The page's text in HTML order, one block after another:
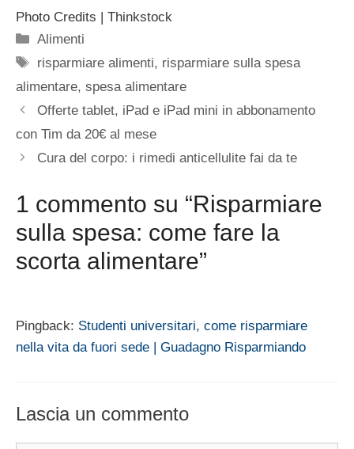
Photo Credits | Thinkstock
Categorie
Alimenti
Tag
risparmiare alimenti, risparmiare sulla spesa
alimentare, spesa alimentare
Offerte tablet, iPad e iPad mini in abbonamento
con Tim da 20€ al mese
Cura del corpo: i rimedi anticellulite fai da te
1 commento su “Risparmiare
sulla spesa: come fare la
scorta alimentare”
Pingback: Studenti universitari, come risparmiare
nella vita da fuori sede | Guadagno Risparmiando
Lascia un commento